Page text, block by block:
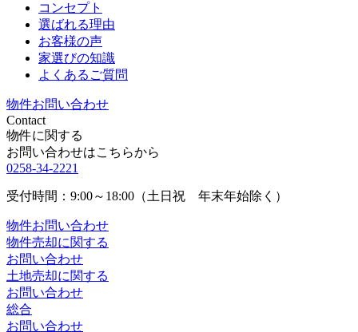
コンセプト
選ばれる理由
お客様の声
家選びの知識
よくあるご質問
物件お問い合わせ
Contact
物件に関する
お問い合わせはこちらから
0258-34-2221
受付時間：9:00～18:00（土日祝 年末年始除く）
物件お問い合わせ
物件売却に関する
お問い合わせ
土地売却に関する
お問い合わせ
総合
お問い合わせ